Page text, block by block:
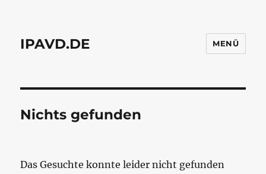
IPAVD.DE MENÜ
Nichts gefunden
Das Gesuchte konnte leider nicht gefunden